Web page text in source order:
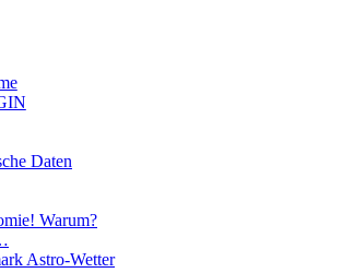
Daten
Warum?
Astro-Wetter